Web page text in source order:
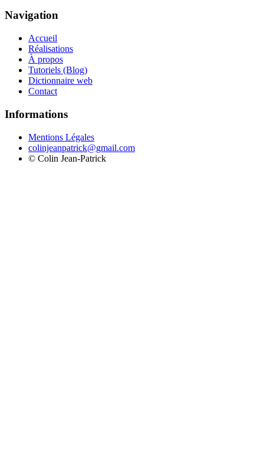
Navigation
Accueil
Réalisations
À propos
Tutoriels (Blog)
Dictionnaire web
Contact
Informations
Mentions Légales
colinjeanpatrick@gmail.com
© Colin Jean-Patrick